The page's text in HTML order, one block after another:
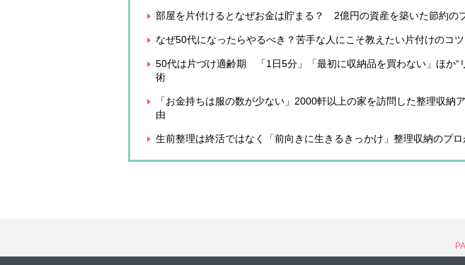
部屋を片付けるとなぜお金は貯まる？ 2億円の資産を築いた節約の
なぜ50代になったらやるべき？苦手な人にこそ教えたい片付けのコツ
50代は片づけ適齢期 「1日5分」「最初に収納品を買わない」ほか“
術
「お金持ちは服の数が少ない」2000軒以上の家を訪問した整理収納
由
生前整理は終活ではなく「前向きに生きるきっかけ」整理収納のプロ